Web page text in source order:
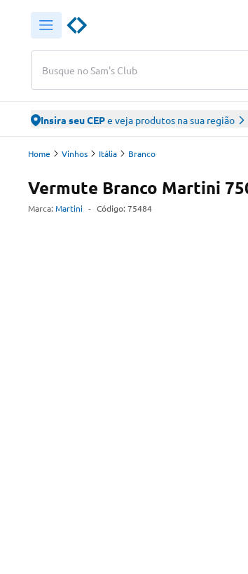
Busque no Sam's Club
Insira seu CEPe veja produtos na sua região
Home Vinhos Itália Branco
Vermute Branco Martini
Marca: Martini - Código: 75484